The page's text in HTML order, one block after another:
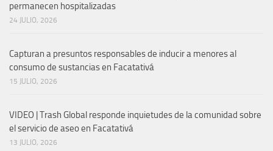
permanecen hospitalizadas
24 JULIO, 2026
Capturan a presuntos responsables de inducir a menores al
consumo de sustancias en Facatativá
15 JULIO, 2026
VIDEO | Trash Global responde inquietudes de la comunidad sobre
el servicio de aseo en Facatativá
13 JULIO, 2026